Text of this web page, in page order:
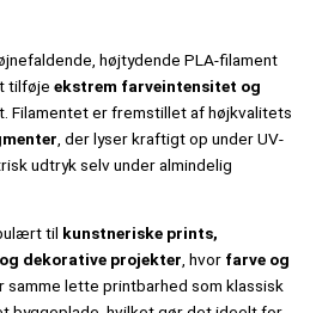
højtydende PLA-filament
tilføje ekstrem farveintensitet og
Filamentet er fremstillet af højkvalitets
, der lyser kraftigt op under UV-
udtryk selv under almindelig
til kunstneriske prints,
dekorative projekter, hvor farve og
samme lette printbarhed som klassisk